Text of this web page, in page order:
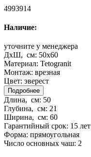
4993914
Наличие:
уточните у менеджера
ДхШ, см: 50x60
Материал: Tetogranit
Монтаж: врезная
Цвет: эверест
Подробнее
Длина, см: 50
Глубина, см: 21
Ширина, см: 60
Гарантийный срок: 15 лет
Форма: прямоугольная
Число основных чаш: 2